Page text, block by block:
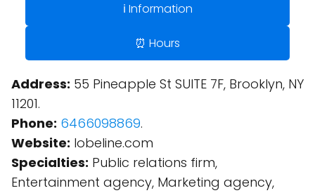
ℹ️ Information
⏰ Hours
Address: 55 Pineapple St SUITE 7F, Brooklyn, NY
11201.
Phone: 6466098869.
Website: lobeline.com
Specialties: Public relations firm,
Entertainment agency, Marketing agency,